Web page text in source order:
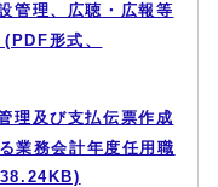
管理、広聴・広報等
形式、
理及び支払伝票作成
業務会計年度任用職